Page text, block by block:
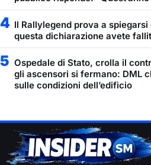
4 Il Rallylegend prova a
questa dichiarazione avete
5 Ospedale di Stato, crolla il
gli ascensori si fermano: DML
sulle condizioni dell’edificio